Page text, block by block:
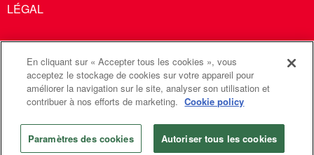
LÉGAL
United Methodist Communications est une agence de l'Église
Méthodiste Unie
Communications Méthodistes Unies. Tous droits
réservés
En cliquant sur « Accepter tous les cookies », vous
acceptez le stockage de cookies sur votre appareil pour
améliorer la navigation sur le site, analyser son utilisation et
contribuer à nos efforts de marketing. Cookie policy
Paramètres des cookies Autoriser tous les cookies